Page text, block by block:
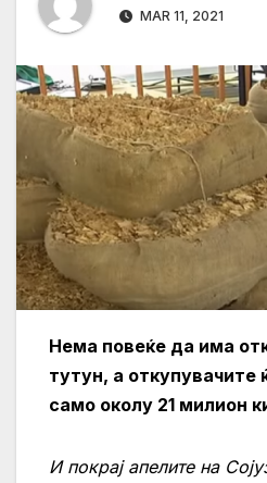
MAR 11, 2021
Нема повеќе да има
тутун, а откупувачите
само околу 21 милион
И покрај апелите на